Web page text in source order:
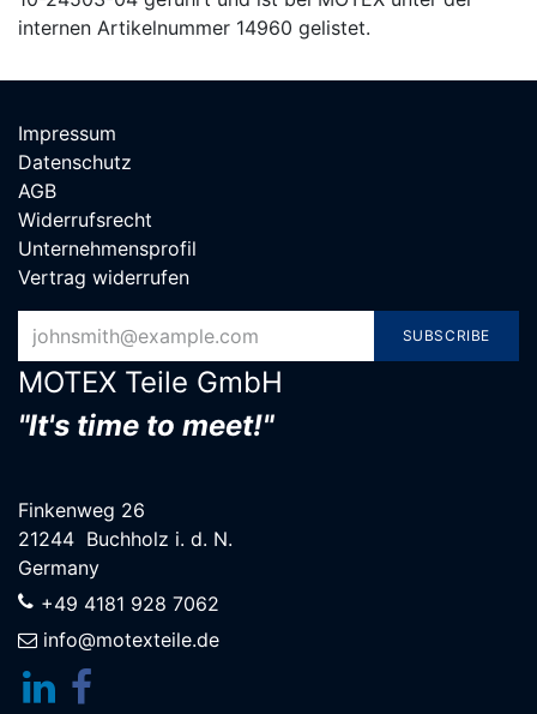
internen Artikelnummer 14960 gelistet.
Impressum
Datenschutz
AGB
Widerrufsrecht
Unternehmensprofil
Vertrag widerrufen
SUBSCRIBE
MOTEX Teile G​mbH
"It's time to meet!"
Finkenweg 26
21244 Buchholz i. d. N.
Germany
+49 4181 928 7062
info@motexteile.de